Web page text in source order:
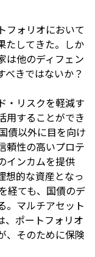
フォリオにおいて
たしてきた。しか
は他のディフェン
べきではないか？
・リスクを軽減す
用することができ
債以外に目を向け
頼性の高いプロテ
インカムを提供
想的な資産となっ
経ても、国債のデ
。マルチアセット
、ポートフォリオ
、そのために保険